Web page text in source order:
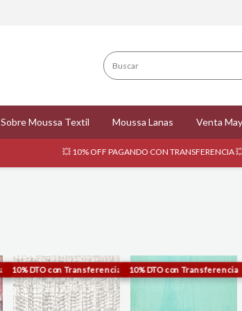
Sobre Moussa Textil Moussa Lanas Venta
💥 10% OFF PAGANDO CON TRANSFERENCIA 💥